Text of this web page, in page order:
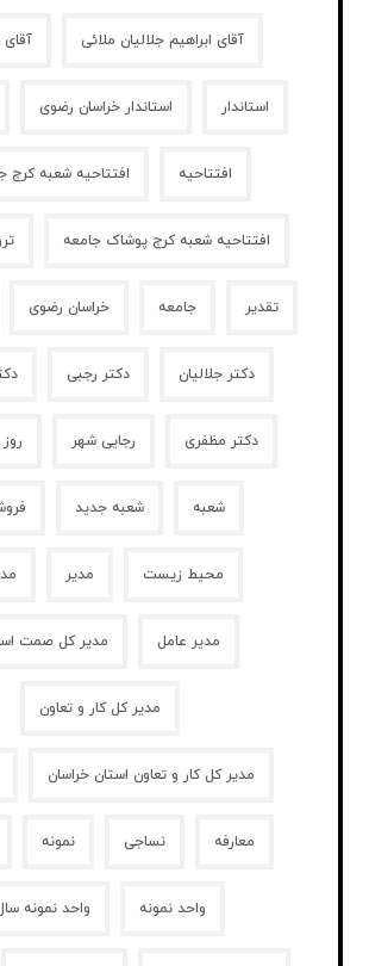
آقای ابراهیم جلالیان ملائی آقای
استاندار استاندار خراسان رضوی
افتتاحیه افتتاحیه شعبه کرج
افتتاحیه شعبه کرج پوشاک جامعه
تقدیر جامعه خراسان رضوی
دکتر جلالیان دکتر رجبی
دکتر مظفری رجایی شهر
شعبه شعبه جدید
محیط زیست مدیر
مدیر عامل مدیر کل صمت
مدیر کل کار و تعاون
مدیر کل کار و تعاون استان خراسان
معارفه نساجی نمونه
واحد نمونه واحد نمونه